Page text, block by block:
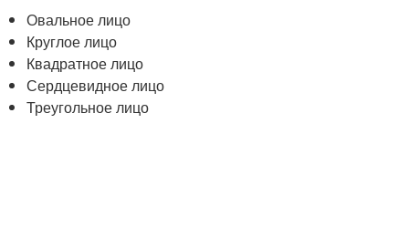
Овальное лицо
Круглое лицо
Квадратное лицо
Сердцевидное лицо
Треугольное лицо